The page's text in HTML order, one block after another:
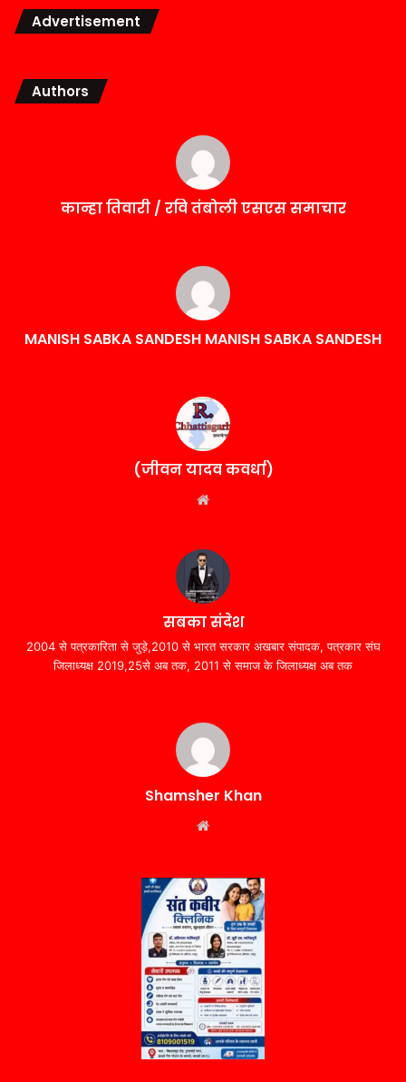
Advertisement
Authors
कान्हा तिवारी / रवि तंबोली एसएस समाचार
MANISH SABKA SANDESH MANISH SABKA SANDESH
(जीवन यादव कवर्धा)
सबका संदेश
2004 से पत्रकारिता से जुड़े,2010 से भारत सरकार अखबार संपादक, पत्रकार संघ
जिलाध्यक्ष 2019,25से अब तक, 2011 से समाज के जिलाध्यक्ष अब तक
Shamsher Khan